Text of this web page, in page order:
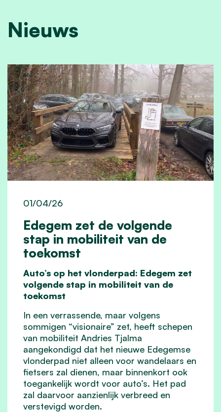
Nieuws
Edegem zet de volgende
stap in mobiliteit van de
toekomst
01/04/26
Auto’s op het vlonderpad: Edegem zet
volgende stap in mobiliteit van de
toekomst
In een verrassende, maar volgens
sommigen “visionaire” zet, heeft schepen
van mobiliteit Andries Tjalma
aangekondigd dat het nieuwe Edegemse
vlonderpad niet alleen voor wandelaars en
fietsers zal dienen, maar binnenkort ook
toegankelijk wordt voor auto’s. Het pad
zal daarvoor aanzienlijk verbreed en
verstevigd worden.